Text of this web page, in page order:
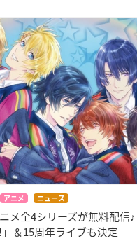
アニメ ニュース
メ全4シリーズが無料配
」＆15周年ライブも決定